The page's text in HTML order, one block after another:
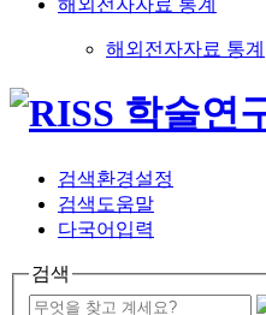
해외전자자료 통계
해외전자자료 통계
검색환경설정
검색도움말
다국어입력
검색